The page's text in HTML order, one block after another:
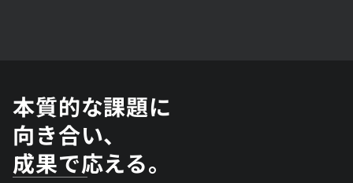
本質的な課題に
向き合い、
成果で応える。